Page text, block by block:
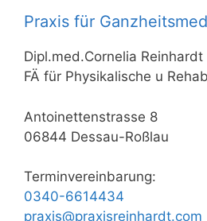
Praxis für
Dipl.med.Cornelia Reinhardt
FÄ für Physikalische u
Antoinettenstrasse 8
06844 Dessau-Roßlau
Terminvereinbarung:
0340-6614434
praxis@praxisreinhardt.com